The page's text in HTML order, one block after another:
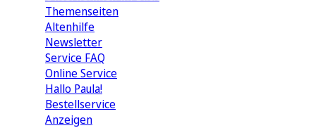
Themenseiten
Altenhilfe
Newsletter
Service FAQ
Online Service
Hallo Paula!
Bestellservice
Anzeigen